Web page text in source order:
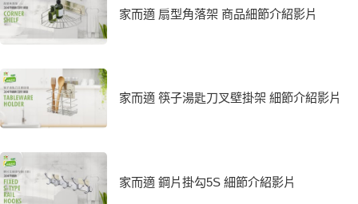
家而適 扇型角落架 商品細節介紹影片
家而適 筷子湯匙刀叉壁掛架 細節介紹影片
家而適 鋼片掛勾5S 細節介紹影片